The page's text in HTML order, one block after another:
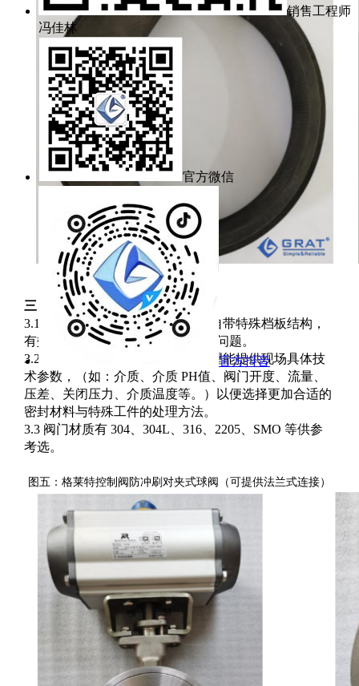
销售工程师
冯佳林
官方微信
官方抖音
三、订货需知
3.1 此方案适用于冲刷工况，阀座自带特殊档板结构，
有效避免了流体介质对阀体的冲刷问题。
3.2 为了更好的提高使用效果，希望能提供现场具体技
术参数，（如：介质、介质 PH值、阀门开度、流量、
压差、关闭压力、介质温度等。）以便选择更加合适的
密封材料与特殊工件的处理方法。
3.3 阀门材质有 304、304L、316、2205、SMO 等供参
考选。
图五：格莱特控制阀防冲刷对夹式球阀（可提供法兰式连接）